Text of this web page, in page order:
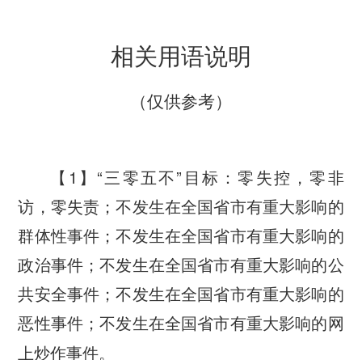
相关用语说明
（仅供参考）
【 1 】 “三零五不” 目标：零失控，零非
访，零失责；不发生在全国省市有重大影响的
群体性事件；不发生在全国省市有重大影响的
政治事件；不发生在全国省市有重大影响的公
共安全事件；不发生在全国省市有重大影响的
恶性事件；不发生在全国省市有重大影响的网
上炒作事件。